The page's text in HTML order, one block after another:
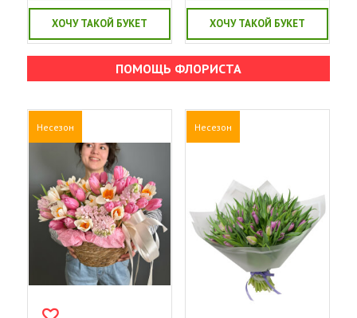
ХОЧУ ТАКОЙ БУКЕТ ХОЧУ ТАКОЙ БУКЕТ
ПОМОЩЬ ФЛОРИСТА
Несезон Несезон